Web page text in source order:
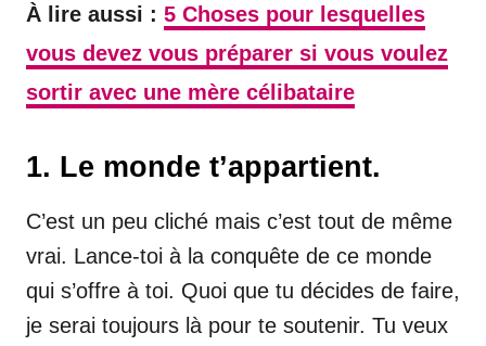
À lire aussi : 5 Choses pour lesquelles
vous devez vous préparer si vous voulez
sortir avec une mère célibataire
1. Le monde t’appartient.
C’est un peu cliché mais c’est tout de même
vrai. Lance-toi à la conquête de ce monde
qui s’offre à toi. Quoi que tu décides de faire,
je serai toujours là pour te soutenir. Tu veux